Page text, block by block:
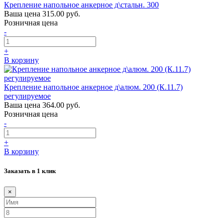
Крепление напольное анкерное д\стальн. 300
Ваша цена 315.00 руб.
Розничная цена
-
+
В корзину
Крепление напольное анкерное д\алюм. 200 (К.11.7)
регулируемое
Ваша цена 364.00 руб.
Розничная цена
-
+
В корзину
Заказать в 1 клик
×